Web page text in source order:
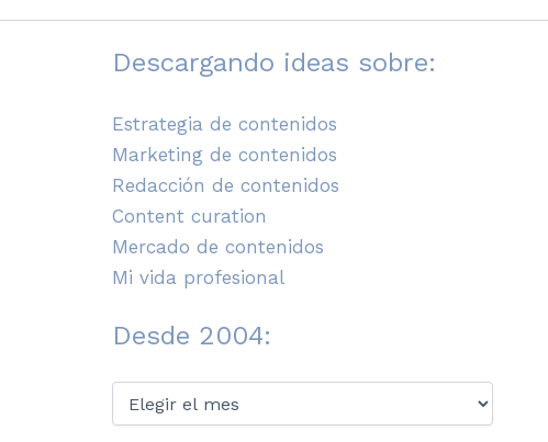
Descargando ideas sobre:
Estrategia de contenidos
Marketing de contenidos
Redacción de contenidos
Content curation
Mercado de contenidos
Mi vida profesional
Desde 2004:
2004: